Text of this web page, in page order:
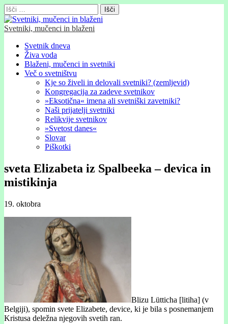
Išči:
Svetniki, mučenci in blaženi
Glavni
meni
Skip
content
Svetnik dneva
Živa voda
Blaženi, mučenci in svetniki
Več o svetništvu
Kje so živeli in delovali svetniki? (zemljevid)
Kongregacija za zadeve svetnikov
»Eksotična« imena ali svetniški zavetniki?
Naši prijatelji svetniki
Relikvije svetnikov
»Svetost danes«
Slovar
Piškotki
sveta Elizabeta iz Spalbeeka – devica in
mistikinja
19. oktobra
Blizu Lütticha [litiha] (v
Belgiji), spomin svete Elizabete, device, ki je bila s posnemanjem
Kristusa deležna njegovih svetih ran.